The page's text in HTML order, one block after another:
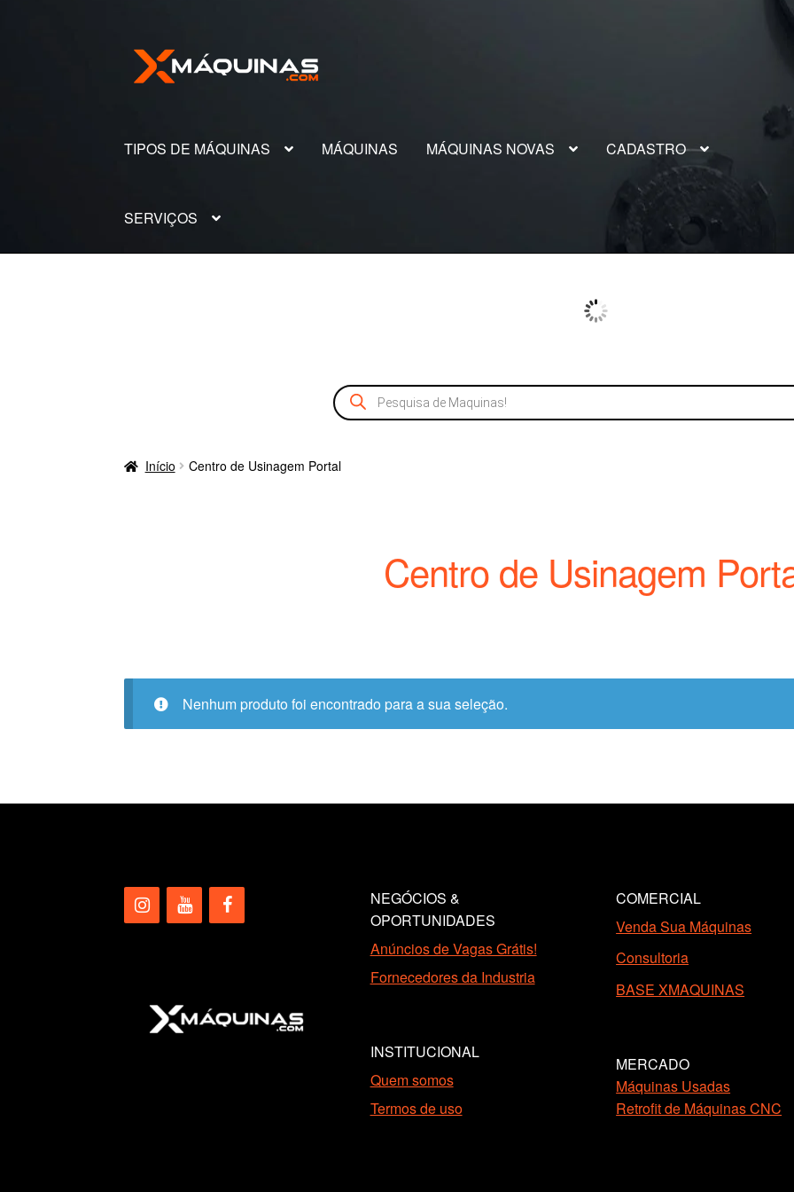
Pular
para
Pular
para
TIPOS DE MÁQUINAS
MÁQUINAS MÁQUINAS NOVAS CADASTRO
SERVIÇOS
Pesquisar
produtos
Início Centro de Usinagem Portal
Centro de Usinagem
Nenhum produto foi encontrado para a sua seleção.
NEGÓCIOS &
OPORTUNIDADES
Anúncios de Vagas Grátis!
Fornecedores da Industria
INSTITUCIONAL
Quem somos
Termos de uso
COMERCIAL
Venda Sua Máquinas
Consultoria
BASE XMAQUINAS
MERCADO
Máquinas Usadas
Retrofit de Máquinas CNC